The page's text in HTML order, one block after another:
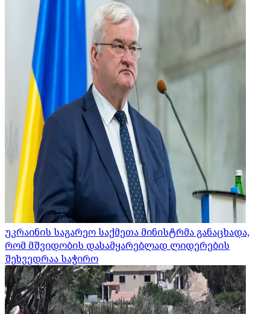
უკრაინის საგარეო საქმეთა მინისტრმა განაცხადა,
რომ მშვიდობის დასამყარებლად ლიდერების
შეხვედრაა საჭირო